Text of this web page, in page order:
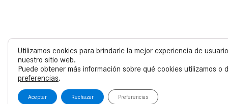
Utilizamos cookies para brindarle la mejor experiencia de
nuestro sitio web.
Puede obtener más información sobre qué cookies utilizamos o
preferencias.
Aceptar Rechazar Preferencias